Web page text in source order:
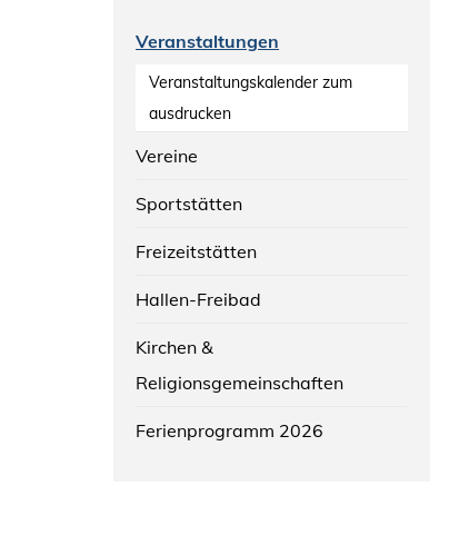
Veranstaltungen
Veranstaltungskalender zum
ausdrucken
Vereine
Sportstätten
Freizeitstätten
Hallen-Freibad
Kirchen &
Religionsgemeinschaften
Ferienprogramm 2026